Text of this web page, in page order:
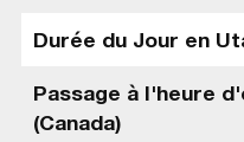
Durée du Jour en
Passage à l'heure
(Canada)